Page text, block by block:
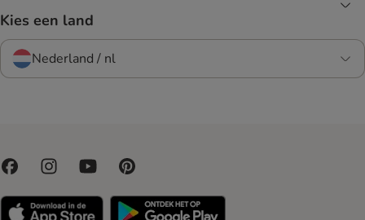
Kies een land
Nederland / nl